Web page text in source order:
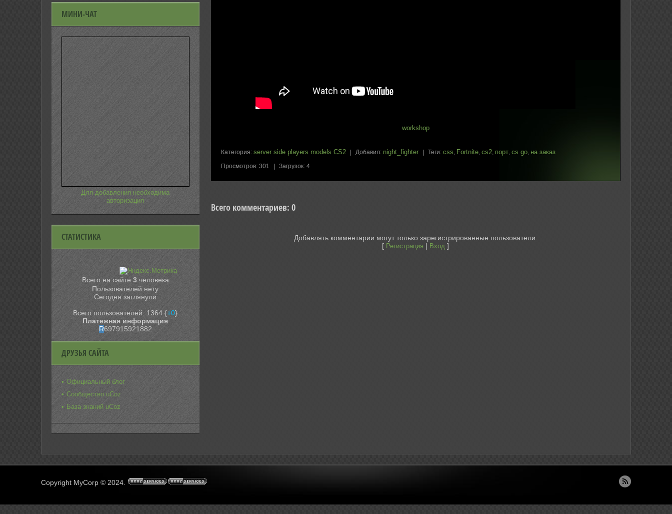
workshop
Категория: server side players models CS2 Добавил: night_fighter Теги: css, Fortnite, cs2, порт, cs go, на заказ
Просмотров: 301 Загрузок: 4
Всего комментариев: 0
Добавлять комментарии могут только зарегистрированные пользователи.
[ Регистрация | Вход ]
МИНИ-ЧАТ
Для добавления необходима
авторизация
СТАТИСТИКА
Всего на сайте 3человека
Пользователей нету
Сегодня заглянули
Всего пользователей: 1364 {+0}
Платежная информация
R697915921882
ДРУЗЬЯ САЙТА
Официальный блог
Сообщество uCoz
База знаний uCoz
Copyright MyCorp © 2024